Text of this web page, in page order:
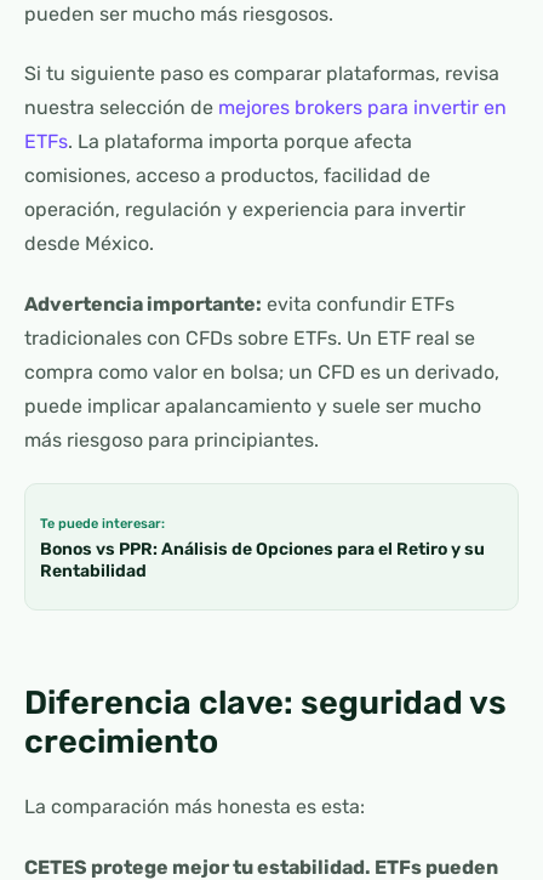
pueden ser mucho más riesgosos.
Si tu siguiente paso es comparar plataformas, revisa
nuestra selección de mejores brokers para invertir en
ETFs. La plataforma importa porque afecta
comisiones, acceso a productos, facilidad de
operación, regulación y experiencia para invertir
desde México.
Advertencia importante: evita confundir ETFs
tradicionales con CFDs sobre ETFs. Un ETF real se
compra como valor en bolsa; un CFD es un derivado,
puede implicar apalancamiento y suele ser mucho
más riesgoso para principiantes.
Te puede interesar:
Bonos vs PPR: Análisis de Opciones para el Retiro y su
Rentabilidad
Diferencia clave: seguridad vs
crecimiento
La comparación más honesta es esta:
CETES protege mejor tu estabilidad. ETFs pueden